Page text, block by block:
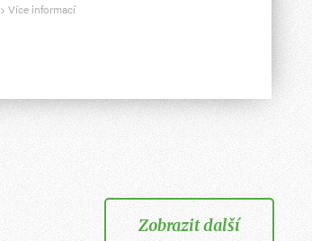
Více informací
Zobrazit další